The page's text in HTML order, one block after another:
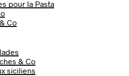
pour la Pasta
Co
& Co
siciliens